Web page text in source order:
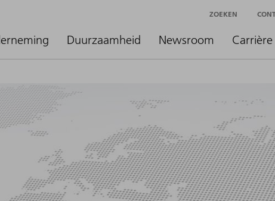
Duurzaamheid Newsroom Carrière
ZOEKEN